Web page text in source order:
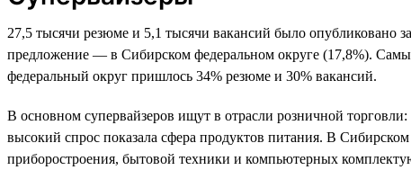
27,5 тысячи резюме и 5,1 тысячи вакансий было опубликовано
предложение — в Сибирском федеральном округе (17,8%).
федеральный округ пришлось 34% резюме и 30% вакансий.
В основном супервайзеров ищут в отрасли розничной
высокий спрос показала сфера продуктов питания. В
приборостроения, бытовой техники и компьютерных